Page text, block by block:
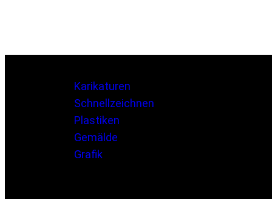
Karikaturen
Schnellzeichnen
Plastiken
Gemälde
Grafik